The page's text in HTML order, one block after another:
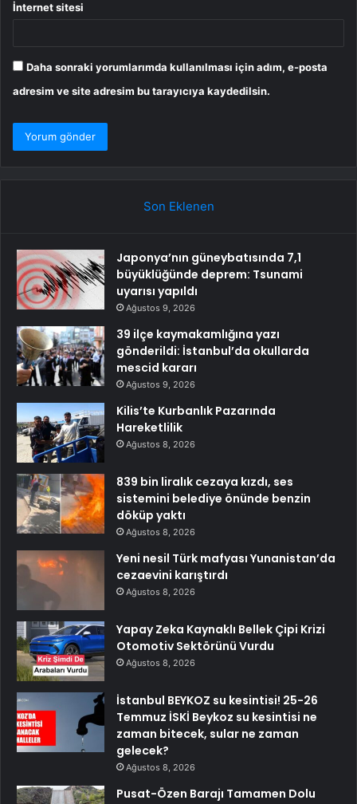
İnternet sitesi
Daha sonraki yorumlarımda kullanılması için adım, e-posta
adresim ve site adresim bu tarayıcıya kaydedilsin.
Son Eklenen
Japonya’nın güneybatısında 7,1
büyüklüğünde deprem: Tsunami
uyarısı yapıldı
Ağustos 9, 2026
39 ilçe kaymakamlığına yazı
gönderildi: İstanbul’da okullarda
mescid kararı
Ağustos 9, 2026
Kilis’te Kurbanlık Pazarında
Hareketlilik
Ağustos 8, 2026
839 bin liralık cezaya kızdı, ses
sistemini belediye önünde benzin
döküp yaktı
Ağustos 8, 2026
Yeni nesil Türk mafyası Yunanistan’da
cezaevini karıştırdı
Ağustos 8, 2026
Yapay Zeka Kaynaklı Bellek Çipi Krizi
Otomotiv Sektörünü Vurdu
Ağustos 8, 2026
İstanbul BEYKOZ su kesintisi! 25-26
Temmuz İSKİ Beykoz su kesintisi ne
zaman bitecek, sular ne zaman
gelecek?
Ağustos 8, 2026
Pusat-Özen Barajı Tamamen Dolu